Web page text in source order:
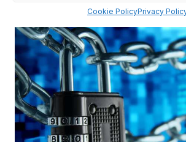
Cookie PolicyPrivacy